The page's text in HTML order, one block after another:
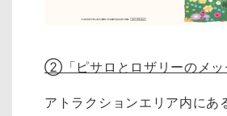
②「ピサロとロザリーのメッ
アトラクションエリア内にあ